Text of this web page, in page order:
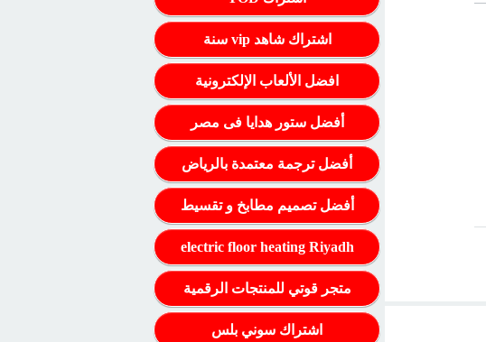
اشتراك شاهد vip سنة
افضل الألعاب الإلكترونية
أفضل ستور هدايا فى مصر
أفضل ترجمة معتمدة بالرياض
أفضل تصميم مطابخ و تقسيط
electric floor heating Riyadh
متجر قوتي للمنتجات الرقمية
اشتراك سوني بلس